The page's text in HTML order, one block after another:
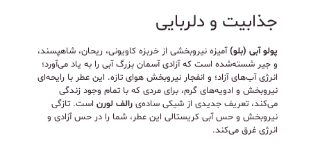
جذابیت و دلربایی
پولو آبی (بلو)آمیزه نیروبخشی از خربزه کاویونی، ریحان، شاهپسند،
و جیر شسته‌شده است که آزادی آسمان بزرگ آبی را به یاد می‌آورد؛
انرژی آب‌های آزاد؛ و انفجار نیروبخش هوای تازه. این عطر با رایحه‌ای
نیروبخش و ادویه‌های گرم، برای مردی که با تمام وجود زندگی
می‌کند، تعریف جدیدی از شیکی ساده‌یرالف لورن است. تازگی
نیروبخش و حس آبی کریستالی این عطر، شما را در حس آزادی و
انرژی غرق می‌کند.